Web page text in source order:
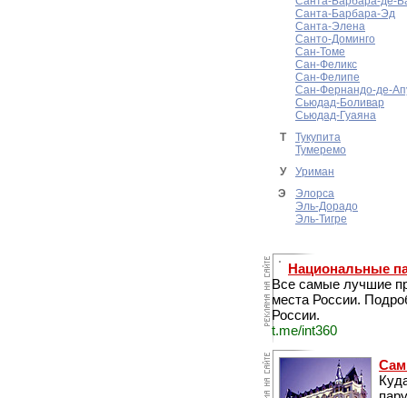
Санта-Барбара-Эд
Санта-Элена
Санто-Доминго
Сан-Томе
Сан-Феликс
Сан-Фелипе
Сан-Фернандо-де-
Сьюдад-Боливар
Сьюдад-Гуаяна
Т
Тукупита
Тумеремо
У
Уриман
Э
Элорса
Эль-Дорадо
Эль-Тигре
Национальные
Все самые лучшие
места России.
России.
t.me/int360